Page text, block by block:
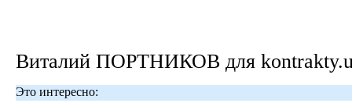
Виталий ПОРТНИКОВ для
Это интересно: